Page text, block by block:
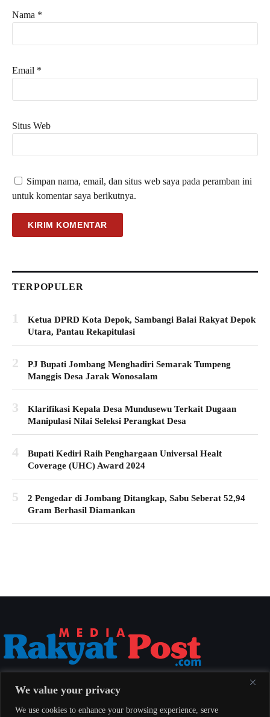
We value your privacy
We use cookies to enhance your browsing experience, serve
Nama *
Email *
Situs Web
Simpan nama, email, dan situs web saya pada peramban ini
untuk komentar saya berikutnya.
TERPOPULER
1
Ketua DPRD Kota Depok, Sambangi Balai Rakyat Depok
Utara, Pantau Rekapitulasi
2
PJ Bupati Jombang Menghadiri Semarak Tumpeng
Manggis Desa Jarak Wonosalam
3
Klarifikasi Kepala Desa Mundusewu Terkait Dugaan
Manipulasi Nilai Seleksi Perangkat Desa
4
Bupati Kediri Raih Penghargaan Universal Healt
Coverage (UHC) Award 2024
5
2 Pengedar di Jombang Ditangkap, Sabu Seberat 52,94
Gram Berhasil Diamankan
berimbang untuk seluruh masyarakat Indonesia.